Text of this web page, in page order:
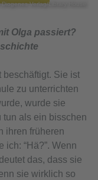
Verlag/Library House
Olga passiert?
beschäftigt. Sie ist
zu unterrichten
wurde sie
tun als ein bisschen
ihren früheren
ich: “Hä?”. Wenn
das, dass sie
sie wirklich so